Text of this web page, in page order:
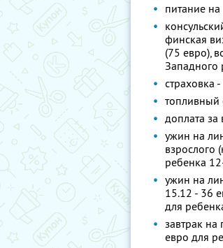
питание
финская
(75 евро),
Западного
страховка
топливный
доплата за
ужин на
взрослого
ребенка
ужин на
15.12 - 36
для
завтрак на
евро для